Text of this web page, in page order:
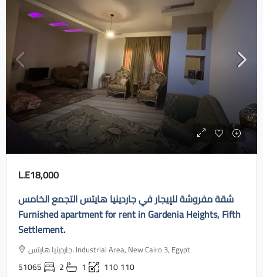
L.E18,000
شقة مفروشة للإيجار في جاردينيا هايتس التجمع الخامس
Furnished apartment for rent in Gardenia Heights, Fifth
Settlement.
جاردينيا هايتس، Industrial Area, New Cairo 3, Egypt
51065 2 1 110110